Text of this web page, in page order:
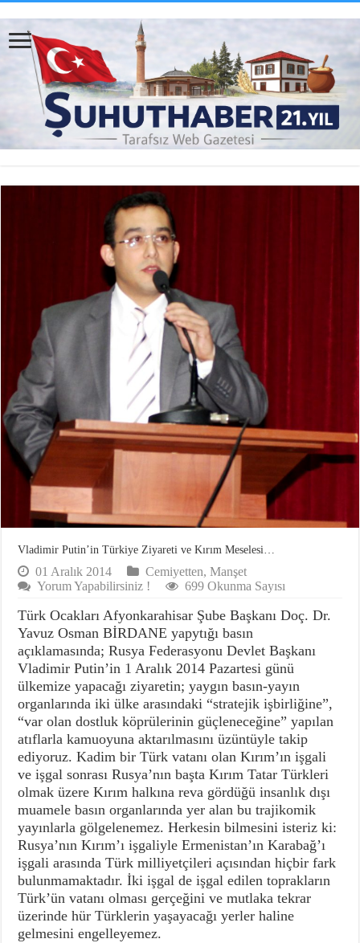
Vladimir Putin’in Türkiye Ziyareti ve Kırım Meselesi…
01 Aralık 2014 Cemiyetten,Manşet
Yorum Yapabilirsiniz !
699 Okunma Sayısı
Türk Ocakları Afyonkarahisar Şube Başkanı Doç. Dr.
Yavuz Osman BİRDANE yapytığı basın
açıklamasında; Rusya Federasyonu Devlet Başkanı
Vladimir Putin’in 1 Aralık 2014 Pazartesi günü
ülkemize yapacağı ziyaretin; yaygın basın-yayın
organlarında iki ülke arasındaki “stratejik işbirliğine”,
“var olan dostluk köprülerinin güçleneceğine” yapılan
atıflarla kamuoyuna aktarılmasını üzüntüyle takip
ediyoruz. Kadim bir Türk vatanı olan Kırım’ın işgali
ve işgal sonrası Rusya’nın başta Kırım Tatar Türkleri
olmak üzere Kırım halkına reva gördüğü insanlık dışı
muamele basın organlarında yer alan bu trajikomik
yayınlarla gölgelenemez. Herkesin bilmesini isteriz ki:
Rusya’nın Kırım’ı işgaliyle Ermenistan’ın Karabağ’ı
işgali arasında Türk milliyetçileri açısından hiçbir fark
bulunmamaktadır. İki işgal de işgal edilen toprakların
Türk’ün vatanı olması gerçeğini ve mutlaka tekrar
üzerinde hür Türklerin yaşayacağı yerler haline
gelmesini engelleyemez.